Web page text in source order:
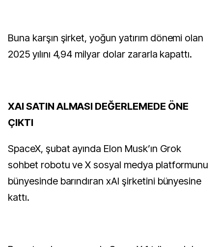
Buna karşın şirket, yoğun yatırım dönemi olan
2025 yılını 4,94 milyar dolar zararla kapattı.
XAI SATIN ALMASI DEĞERLEMEDE ÖNE
ÇIKTI
SpaceX, şubat ayında Elon Musk’ın Grok
sohbet robotu ve X sosyal medya platformunu
bünyesinde barındıran xAI şirketini bünyesine
kattı.